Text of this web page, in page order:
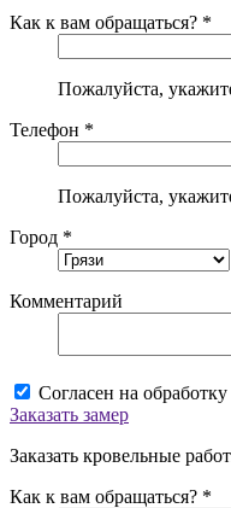
Как к вам обращаться? *
Пожалуйста,
Телефон *
Пожалуйста,
Город *
Комментарий
Согласен на обработку
Заказать замер
Заказать кровельные
Как к вам обращаться? *